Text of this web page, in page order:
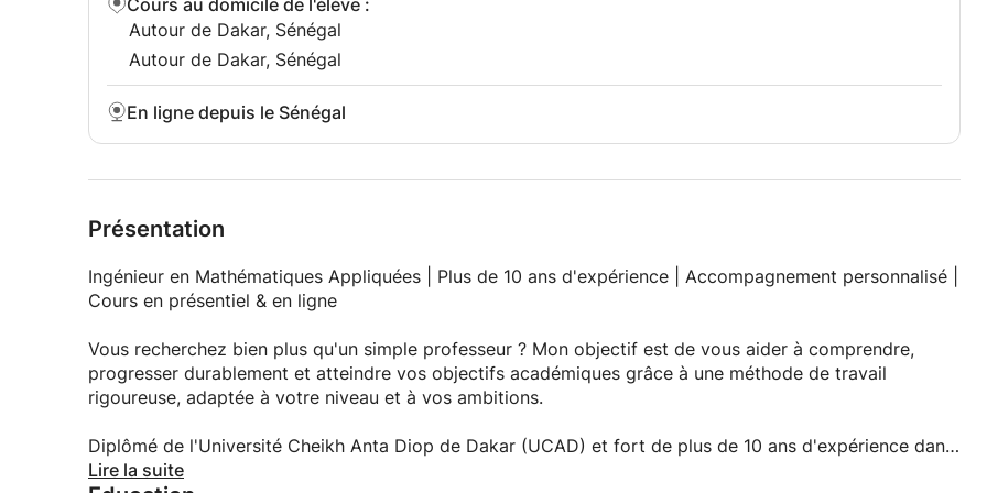
Cours au domicile de l'élève :
Autour de Dakar, Sénégal
Autour de Dakar, Sénégal
En ligne depuis le Sénégal
Présentation
Ingénieur en Mathématiques Appliquées | Plus de 10 ans d'expérience | Accompagnement personnalisé |
Cours en présentiel & en ligne
Vous recherchez bien plus qu'un simple professeur ? Mon objectif est de vous aider à comprendre,
progresser durablement et atteindre vos objectifs académiques grâce à une méthode de travail
rigoureuse, adaptée à votre niveau et à vos ambitions.
Diplômé de l'Université Cheikh Anta Diop de Dakar (UCAD) et fort de plus de 10 ans d'expérience dans
le soutien scolaire, j'accompagne chaque année des élèves et étudiants issus des systèmes scolaires
Lire la suite